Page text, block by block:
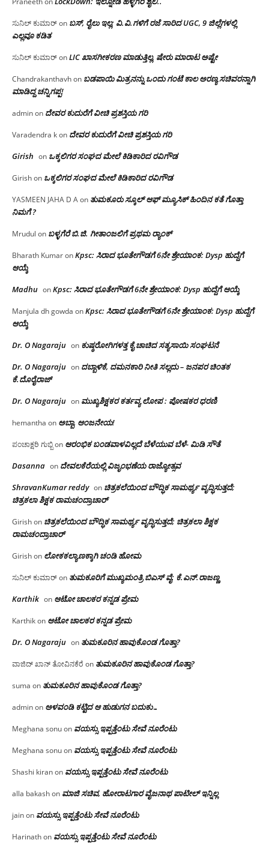
ಸುನಿಲ್ ಕುಮಾರ್on ಬಸ್, ರೈಲು ಇಲ್ಲ; ವಿ.ವಿ.ಗಳಿಗೆ ರಜೆ ಸಾರಿದ UGC, 9 ಜಿಲ್ಲೆಗಳಲ್ಲಿ
ಎಲ್ಲವೂ ಕಡಿತ
ಸುನಿಲ್ ಕುಮಾರ್onLIC ಖಾಸಗೀಕರಣ ಮಾಡುತ್ತಿಲ್ಲ, ಷೇರು ಮಾರಾಟ ಅಷ್ಟೇ
Chandrakanthavhon ಬಡಪಾಯಿ ಮಿತ್ರನನ್ನು ಒಂದು ಗಂಟೆ ಕಾಲ ಅರಣ್ಯ ಸಚಿವರನ್ನಾಗಿ
ಮಾಡಿದ್ದ ಚನ್ನಿಗಪ್ಪ!
adminon ದೇವರ ಕುದುರೆಗೆ ವೀಚಿ ಪ್ರಶಸ್ತಿಯ ಗರಿ
Varadendra kon ದೇವರ ಕುದುರೆಗೆ ವೀಚಿ ಪ್ರಶಸ್ತಿಯ ಗರಿ
Girish on ಒಕ್ಕಲಿಗರ ಸಂಘದ ಮೇಲೆ ಕಿಡಿಕಾರಿದ ರವಿಗೌಡ
Girishon ಒಕ್ಕಲಿಗರ ಸಂಘದ ಮೇಲೆ ಕಿಡಿಕಾರಿದ ರವಿಗೌಡ
YASMEEN JAHA D Aon ತುಮಕೂರು ಸ್ಕೂಲ್ ಆಫ್ ಮ್ಯೂಸಿಕ್ ಹಿಂದಿನ ಕತೆ ಗೊತ್ತಾ
ನಿಮಗೆ ?
Mrudul on ಬಳ್ಳಗೆರೆ ಬಿ.ಜಿ. ಗೀತಾಂಜಲಿಗೆ ಪ್ರಥಮ ರ‌್ಯಾಂಕ್
Bharath KumaronKpsc: ಸಿರಾದ ಭೂತೇಗೌಡಗೆ 6ನೇ ಶ್ರೇಯಾಂಕ: Dysp ಹುದ್ದೆಗೆ
ಆಯ್ಕೆ
Madhu onKpsc: ಸಿರಾದ ಭೂತೇಗೌಡಗೆ 6ನೇ ಶ್ರೇಯಾಂಕ: Dysp ಹುದ್ದೆಗೆ ಆಯ್ಕೆ
Manjula dh gowda onKpsc: ಸಿರಾದ ಭೂತೇಗೌಡಗೆ 6ನೇ ಶ್ರೇಯಾಂಕ: Dysp ಹುದ್ದೆಗೆ
ಆಯ್ಕೆ
Dr. O Nagaraju on ಕುಷ್ಠರೋಗಿಗಳತ್ತ ಕೈ ಚಾಚಿದ ಸತ್ಯಸಾಯಿ ಸಂಘಟನೆ
Dr. O Nagaraju on ದಬ್ಬಾಳಿಕೆ, ದಮನಕಾರಿ ನೀತಿ ಸಲ್ಲದು – ಜನಪರ ಚಿಂತಕ
ಕೆ.ದೊರೈರಾಜ್
Dr. O Nagaraju on ಮುಖ್ಯಶಿಕ್ಷಕರ ಕರ್ತವ್ಯ ಲೋಪ : ಪೋಷಕರ ಧರಣಿ
hemantha on ಅಬ್ಬಾ, ಆಂಜನೇಯ!
ಪಂಚಾಕ್ಷರಿ ಗುಬ್ಬಿon ಆರಂಭಿಕ ಬಂಡವಾಳವಿಲ್ಲದೆ ಬೆಳೆಯುವ ಬೆಳೆ- ಮಿಡಿ ಸೌತೆ
Dasanna on ದೇವಲಕೆರೆಯಲ್ಲಿ ವಿಜೃಂಭಣೆಯ ರಾಜ್ಯೋತ್ಸವ
ShravanKumar reddy on ಚಿತ್ರಕಲೆಯಿಂದ ಬೌದ್ಧಿಕ ಸಾಮರ್ಥ್ಯ ವೃದ್ಧಿಸುತ್ತದೆ;
ಚಿತ್ರಕಲಾ ಶಿಕ್ಷಕ ರಾಮಚಂದ್ರಾಚಾರ್
Girishon ಚಿತ್ರಕಲೆಯಿಂದ ಬೌದ್ಧಿಕ ಸಾಮರ್ಥ್ಯ ವೃದ್ಧಿಸುತ್ತದೆ; ಚಿತ್ರಕಲಾ ಶಿಕ್ಷಕ
ರಾಮಚಂದ್ರಾಚಾರ್
Girishon ಲೋಕಕಲ್ಯಾಣಕ್ಕಾಗಿ ಚಂಡಿ ಹೋಮ
ಸುನಿಲ್ ಕುಮಾರ್on ತುಮಕೂರಿಗೆ ಮುಖ್ಯಮಂತ್ರಿ ಬಿಎಸ್ ವೈ: ಕೆ.ಎನ್.ರಾಜಣ್ಣ
Karthik on ಆಟೋ ಚಾಲಕರ ಕನ್ನಡ ಪ್ರೇಮ
Karthikon ಆಟೋ ಚಾಲಕರ ಕನ್ನಡ ಪ್ರೇಮ
Dr. O Nagaraju on ತುಮಕೂರಿನ ಹಾವುಕೊಂಡ ಗೊತ್ತಾ?
ವಾಜಿದ್ ಖಾನ್ ತೋವಿನಕೆರೆ on ತುಮಕೂರಿನ ಹಾವುಕೊಂಡ ಗೊತ್ತಾ?
suma on ತುಮಕೂರಿನ ಹಾವುಕೊಂಡ ಗೊತ್ತಾ?
adminon ಅಳವಂಡಿ ಕಟ್ಟಿದ ಆ ಹುಡುಗನ ಬದುಕು…
Meghana sonuon ವಯಸ್ಸು ಇಪ್ಪತ್ತೆಂಟು ಸೇವೆ ನೂರೆಂಟು
Meghana sonuon ವಯಸ್ಸು ಇಪ್ಪತ್ತೆಂಟು ಸೇವೆ ನೂರೆಂಟು
Shashi kiranon ವಯಸ್ಸು ಇಪ್ಪತ್ತೆಂಟು ಸೇವೆ ನೂರೆಂಟು
alla bakashon ಮಾಜಿ ಸಚಿವ, ಹೋರಾಟಗಾರ ವೈಜನಾಥ ಪಾಟೀಲ್ ಇನ್ನಿಲ್ಲ
jainon ವಯಸ್ಸು ಇಪ್ಪತ್ತೆಂಟು ಸೇವೆ ನೂರೆಂಟು
Harinathon ವಯಸ್ಸು ಇಪ್ಪತ್ತೆಂಟು ಸೇವೆ ನೂರೆಂಟು